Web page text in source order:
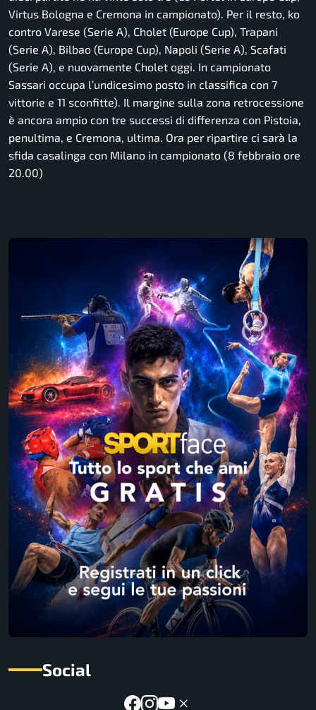
Virtus Bologna e Cremona in campionato). Per il resto, ko
contro Varese (Serie A), Cholet (Europe Cup), Trapani
(Serie A), Bilbao (Europe Cup), Napoli (Serie A), Scafati
(Serie A), e nuovamente Cholet oggi. In campionato
Sassari occupa l’undicesimo posto in classifica con 7
vittorie e 11 sconfitte). Il margine sulla zona retrocessione
è ancora ampio con tre successi di differenza con Pistoia,
penultima, e Cremona, ultima. Ora per ripartire ci sarà la
sfida casalinga con Milano in campionato (8 febbraio ore
20.00)
Social